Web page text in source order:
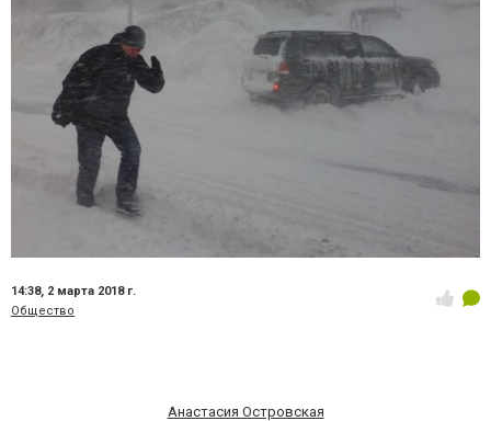
14:38, 2 марта 2018 г.
Общество
Анастасия Островская